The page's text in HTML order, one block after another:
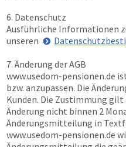
6. Datenschutz
Ausführliche Informationen
unseren
7. Änderung der AGB
www.usedom-pensionen.de
bzw. anzupassen. Die
Kunden. Die Zustimmung
Änderung nicht binnen 2
Änderungsmitteilung in
www.usedom-pensionen.de